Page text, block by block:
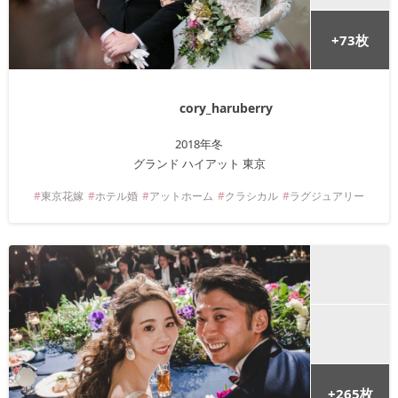
+73枚
cory_haruberry
2018年冬
グランド ハイアット 東京
東京花嫁 ホテル婚 アットホーム クラシカル ラグジュアリー
+265枚